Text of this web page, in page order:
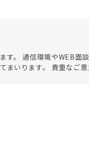
す。 通信環境やWEB面
まいります。 貴重なご意